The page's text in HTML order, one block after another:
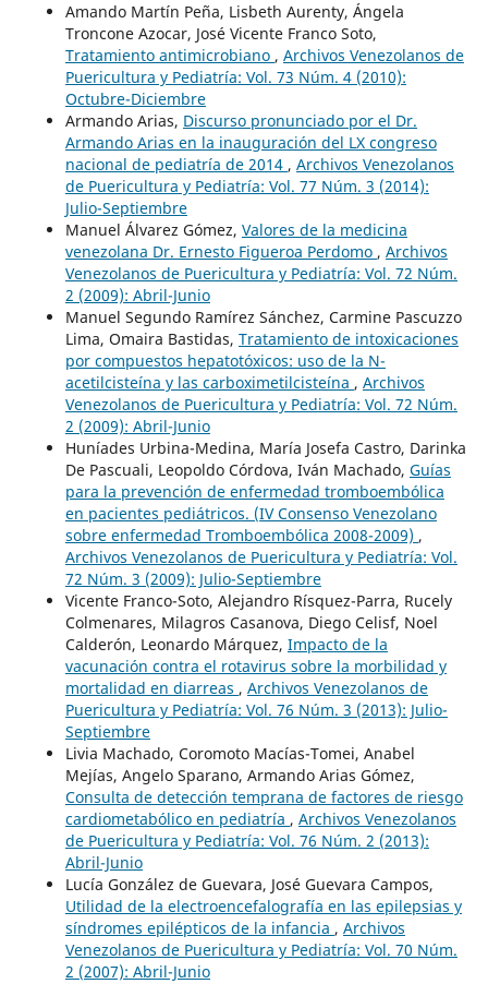
Amando Martín Peña, Lisbeth Aurenty, Ángela
Troncone Azocar, José Vicente Franco Soto,
Tratamiento antimicrobiano , Archivos Venezolanos de
Puericultura y Pediatría: Vol. 73 Núm. 4 (2010):
Octubre-Diciembre
Armando Arias, Discurso pronunciado por el Dr.
Armando Arias en la inauguración del LX congreso
nacional de pediatría de 2014 , Archivos Venezolanos
de Puericultura y Pediatría: Vol. 77 Núm. 3 (2014):
Julio-Septiembre
Manuel Álvarez Gómez, Valores de la medicina
venezolana Dr. Ernesto Figueroa Perdomo , Archivos
Venezolanos de Puericultura y Pediatría: Vol. 72 Núm.
2 (2009): Abril-Junio
Manuel Segundo Ramírez Sánchez, Carmine Pascuzzo
Lima, Omaira Bastidas, Tratamiento de intoxicaciones
por compuestos hepatotóxicos: uso de la N-
acetilcisteína y las carboximetilcisteína , Archivos
Venezolanos de Puericultura y Pediatría: Vol. 72 Núm.
2 (2009): Abril-Junio
Huníades Urbina-Medina, María Josefa Castro, Darinka
De Pascuali, Leopoldo Córdova, Iván Machado, Guías
para la prevención de enfermedad tromboembólica
en pacientes pediátricos. (IV Consenso Venezolano
sobre enfermedad Tromboembólica 2008-2009) ,
Archivos Venezolanos de Puericultura y Pediatría: Vol.
72 Núm. 3 (2009): Julio-Septiembre
Vicente Franco-Soto, Alejandro Rísquez-Parra, Rucely
Colmenares, Milagros Casanova, Diego Celisf, Noel
Calderón, Leonardo Márquez, Impacto de la
vacunación contra el rotavirus sobre la morbilidad y
mortalidad en diarreas , Archivos Venezolanos de
Puericultura y Pediatría: Vol. 76 Núm. 3 (2013): Julio-
Septiembre
Livia Machado, Coromoto Macías-Tomei, Anabel
Mejías, Angelo Sparano, Armando Arias Gómez,
Consulta de detección temprana de factores de riesgo
cardiometabólico en pediatría , Archivos Venezolanos
de Puericultura y Pediatría: Vol. 76 Núm. 2 (2013):
Abril-Junio
Lucía González de Guevara, José Guevara Campos,
Utilidad de la electroencefalografía en las epilepsias y
síndromes epilépticos de la infancia , Archivos
Venezolanos de Puericultura y Pediatría: Vol. 70 Núm.
2 (2007): Abril-Junio